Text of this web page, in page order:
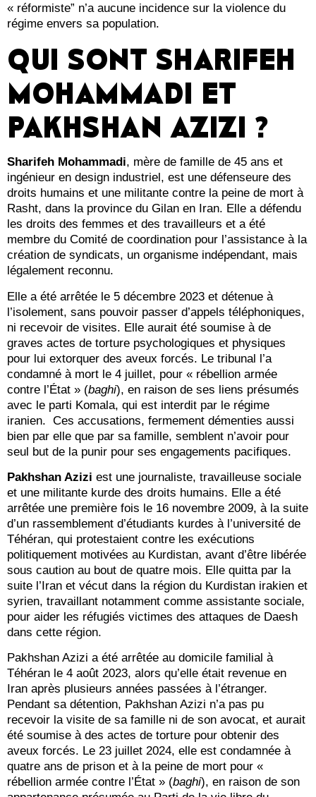
« réformiste” n’a aucune incidence sur la violence du
régime envers sa population.
QUI SONT SHARIFEH
MOHAMMADI ET
PAKHSHAN AZIZI ?
Sharifeh Mohammadi, mère de famille de 45 ans et
ingénieur en design industriel, est une défenseure des
droits humains et une militante contre la peine de mort à
Rasht, dans la province du Gilan en Iran. Elle a défendu
les droits des femmes et des travailleurs et a été
membre du Comité de coordination pour l’assistance à la
création de syndicats, un organisme indépendant, mais
légalement reconnu.
Elle a été arrêtée le 5 décembre 2023 et détenue à
l’isolement, sans pouvoir passer d’appels téléphoniques,
ni recevoir de visites. Elle aurait été soumise à de
graves actes de torture psychologiques et physiques
pour lui extorquer des aveux forcés. Le tribunal l’a
condamné à mort le 4 juillet, pour « rébellion armée
contre l’État » (baghi), en raison de ses liens présumés
avec le parti Komala, qui est interdit par le régime
iranien. Ces accusations, fermement démenties aussi
bien par elle que par sa famille, semblent n’avoir pour
seul but de la punir pour ses engagements pacifiques.
Pakhshan Azizi est une journaliste, travailleuse sociale
et une militante kurde des droits humains. Elle a été
arrêtée une première fois le 16 novembre 2009, à la suite
d’un rassemblement d’étudiants kurdes à l’université de
Téhéran, qui protestaient contre les exécutions
politiquement motivées au Kurdistan, avant d’être libérée
sous caution au bout de quatre mois. Elle quitta par la
suite l’Iran et vécut dans la région du Kurdistan irakien et
syrien, travaillant notamment comme assistante sociale,
pour aider les réfugiés victimes des attaques de Daesh
dans cette région.
Pakhshan Azizi a été arrêtée au domicile familial à
Téhéran le 4 août 2023, alors qu’elle était revenue en
Iran après plusieurs années passées à l’étranger.
Pendant sa détention, Pakhshan Azizi n’a pas pu
recevoir la visite de sa famille ni de son avocat, et aurait
été soumise à des actes de torture pour obtenir des
aveux forcés. Le 23 juillet 2024, elle est condamnée à
quatre ans de prison et à la peine de mort pour «
rébellion armée contre l’État » (baghi), en raison de son